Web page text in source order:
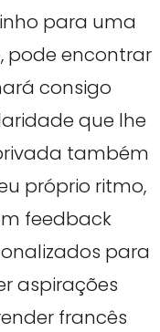
para uma
pode encontrar
consigo
que lhe
também
próprio ritmo,
feedback
para
aspirações
francês